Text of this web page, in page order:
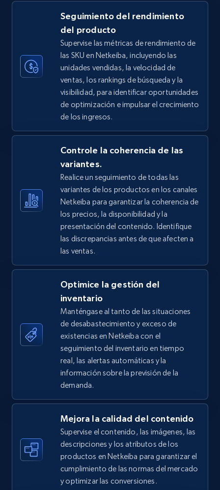
URL, Title, Available, Description, Currency, Initial
price, Final price, Discount percent, and more.
669+ Comenzar ahora
TikTok Shop - category
URL, Title, Available, Description, Currency, Initial
price, Final price, Discount percent, and more.
669+ Comenzar ahora
TikTok Shop - Collect TikTok shop products
by keywords search
URL, Title, Available, Description, Currency, Initial
price, Final price, Discount percent, and more.
TikTok Shop - discover records by shop url
URL, Title, Available, Description, Currency, Initial
price, Final price, Discount percent, and more.
669+ Comenzar ahora
Seller id, URL, Seller name, Description, Detailed
info, Stars, Feedbacks, Return policy, and more.
2.5K+
Seguimiento del rendimiento
del producto
Supervise las métricas de rendimiento de
las SKU en Netkeiba, incluyendo las
unidades vendidas, la velocidad de
ventas, los rankings de búsqueda y la
visibilidad, para identificar oportunidades
de optimización e impulsar el crecimiento
de los ingresos.
Controle la coherencia de las
variantes.
Realice un seguimiento de todas las
variantes de los productos en los canales
Netkeiba para garantizar la coherencia de
los precios, la disponibilidad y la
presentación del contenido. Identifique
las discrepancias antes de que afecten a
las ventas.
Optimice la gestión del
inventario
Manténgase al tanto de las situaciones
de desabastecimiento y exceso de
existencias en Netkeiba con el
seguimiento del inventario en tiempo
real, las alertas automáticas y la
información sobre la previsión de la
demanda.
Mejora la calidad del contenido
Supervise el contenido, las imágenes, las
descripciones y los atributos de los
productos en Netkeiba para garantizar el
cumplimiento de las normas del mercado
y optimizar las conversiones.